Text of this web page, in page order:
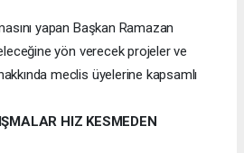
yapan Başkan Ramazan
yön verecek projeler ve
meclis üyelerine kapsamlı
HIZ KESMEDEN